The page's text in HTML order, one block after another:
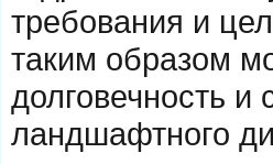
требования и
таким образом
долговечность и
ландшафтного